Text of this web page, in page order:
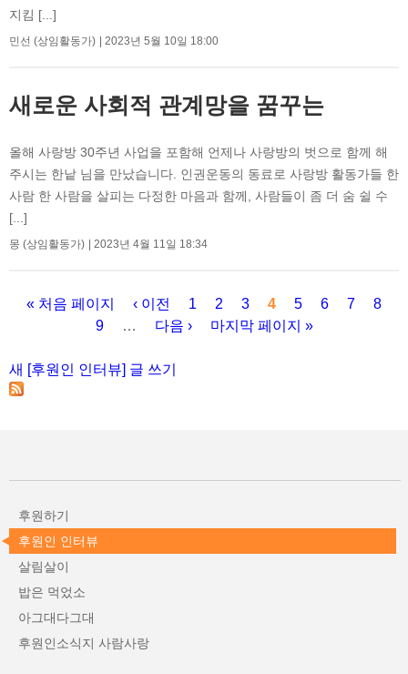
지킴 [...]
민선 (상임활동가) 2023년 5월 10일 18:00
새로운 사회적 관계망을 꿈꾸는
올해 사랑방 30주년 사업을 포함해 언제나 사랑방의 벗으로 함께 해
주시는 한낱 님을 만났습니다. 인권운동의 동료로 사랑방 활동가들 한
사람 한 사람을 살피는 다정한 마음과 함께, 사람들이 좀 더 숨 쉴 수
[...]
몽 (상임활동가) 2023년 4월 11일 18:34
« 처음 페이지 ‹ 이전 1 2 3 4 5 6 7
8
9
… 다음 › 마지막 페이지 »
새 [후원인 인터뷰] 글 쓰기
후원하기
후원인 인터뷰
살림살이
밥은 먹었소
아그대다그대
후원인소식지 사람사랑